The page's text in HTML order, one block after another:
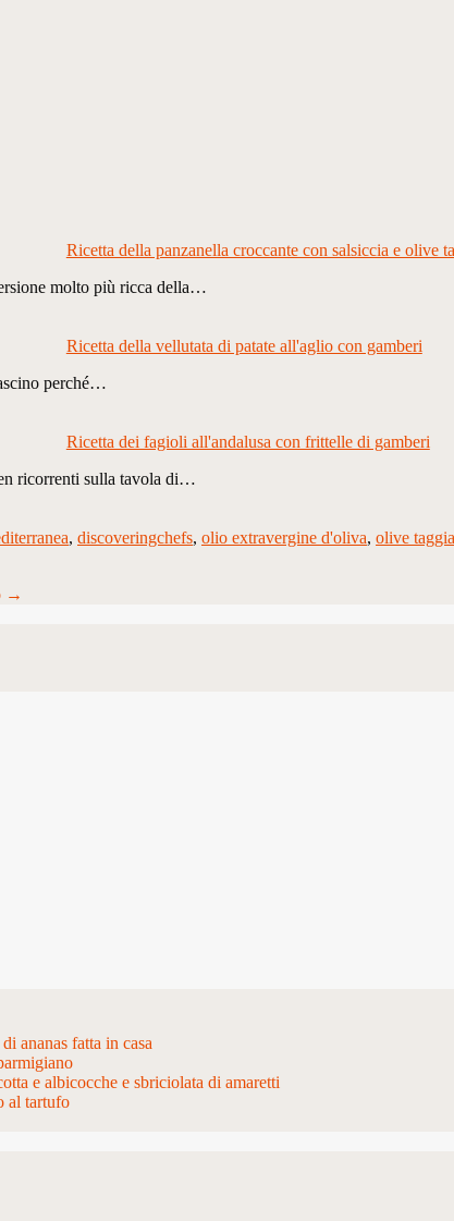
Ricetta della panzanella croccante con salsiccia e olive
molto più ricca della…
Ricetta della vellutata di patate all'aglio con gamberi
perché…
Ricetta dei fagioli all'andalusa con frittelle di gamberi
ricorrenti sulla tavola di…
, discoveringchefs, olio extravergine d'oliva, olive
→
ananas fatta in casa
e albicocche e sbriciolata di amaretti
al tartufo